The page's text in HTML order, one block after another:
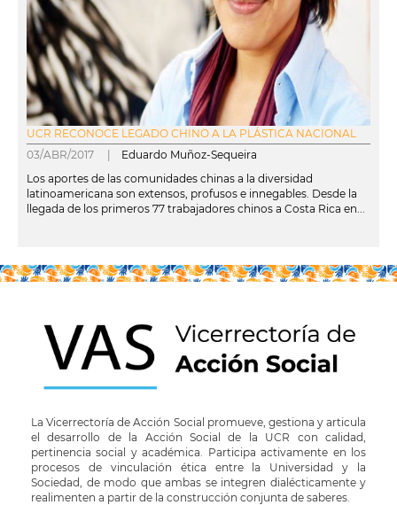
UCR RECONOCE LEGADO CHINO A LA PLÁSTICA NACIONAL
03/ABR/2017 | Eduardo Muñoz-Sequeira
Los aportes de las comunidades chinas a la diversidad
latinoamericana son extensos, profusos e innegables. Desde la
llegada de los primeros 77 trabajadores chinos a Costa Rica en...
La Vicerrectoría de Acción Social promueve, gestiona y articula
el desarrollo de la Acción Social de la UCR con calidad,
pertinencia social y académica. Participa activamente en los
procesos de vinculación ética entre la Universidad y la
Sociedad, de modo que ambas se integren dialécticamente y
realimenten a partir de la construcción conjunta de saberes.